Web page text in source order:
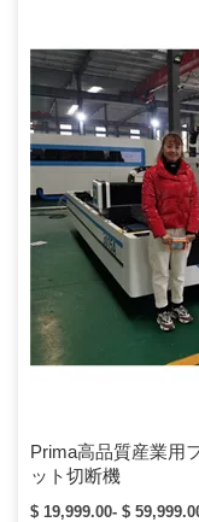
Prima高品質産業用
ット切断機
$ 19,999.00- $